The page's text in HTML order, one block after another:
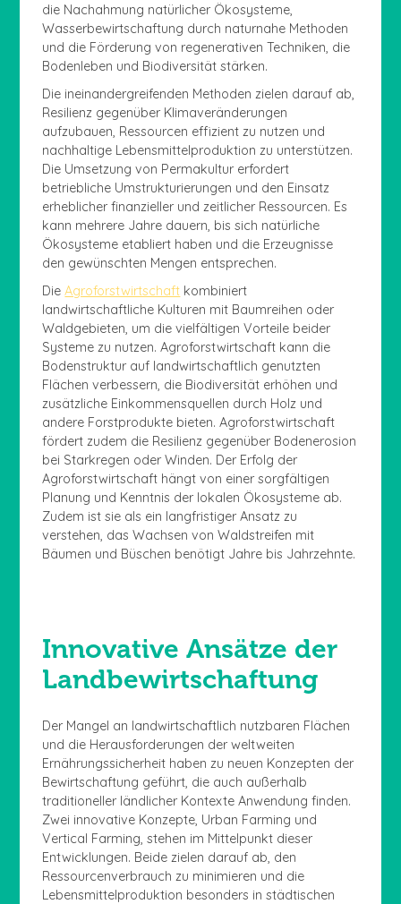
die Nachahmung natürlicher Ökosysteme,
Wasserbewirtschaftung durch naturnahe Methoden
und die Förderung von regenerativen Techniken, die
Bodenleben und Biodiversität stärken.
Die ineinandergreifenden Methoden zielen darauf ab,
Resilienz gegenüber Klimaveränderungen
aufzubauen, Ressourcen effizient zu nutzen und
nachhaltige Lebensmittelproduktion zu unterstützen.
Die Umsetzung von Permakultur erfordert
betriebliche Umstrukturierungen und den Einsatz
erheblicher finanzieller und zeitlicher Ressourcen. Es
kann mehrere Jahre dauern, bis sich natürliche
Ökosysteme etabliert haben und die Erzeugnisse
den gewünschten Mengen entsprechen.
DieAgroforstwirtschaft kombiniert
landwirtschaftliche Kulturen mit Baumreihen oder
Waldgebieten, um die vielfältigen Vorteile beider
Systeme zu nutzen. Agroforstwirtschaft kann die
Bodenstruktur auf landwirtschaftlich genutzten
Flächen verbessern, die Biodiversität erhöhen und
zusätzliche Einkommensquellen durch Holz und
andere Forstprodukte bieten. Agroforstwirtschaft
fördert zudem die Resilienz gegenüber Bodenerosion
bei Starkregen oder Winden. Der Erfolg der
Agroforstwirtschaft hängt von einer sorgfältigen
Planung und Kenntnis der lokalen Ökosysteme ab.
Zudem ist sie als ein langfristiger Ansatz zu
verstehen, das Wachsen von Waldstreifen mit
Bäumen und Büschen benötigt Jahre bis Jahrzehnte.
Innovative Ansätze der
Landbewirtschaftung
Der Mangel an landwirtschaftlich nutzbaren Flächen
und die Herausforderungen der weltweiten
Ernährungssicherheit haben zu neuen Konzepten der
Bewirtschaftung geführt, die auch außerhalb
traditioneller ländlicher Kontexte Anwendung finden.
Zwei innovative Konzepte, Urban Farming und
Vertical Farming, stehen im Mittelpunkt dieser
Entwicklungen. Beide zielen darauf ab, den
Ressourcenverbrauch zu minimieren und die
Lebensmittelproduktion besonders in städtischen